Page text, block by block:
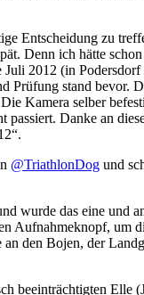
Entscheidung zu
Denn ich hätte
2012 (in
Prüfung stand bevor.
Kamera selber
Danke an
@TriathlonDog und
wurde das eine und
Aufnahmeknopf, um
den Bojen, der
beeinträchtigten Elle